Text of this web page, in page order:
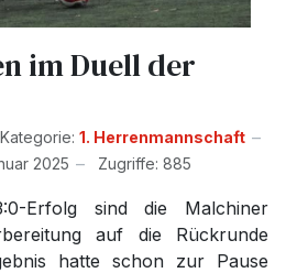
im Duell der
Kategorie: 1. Herrenmannschaft
2025
Zugriffe: 885
Erfolg sind die Malchiner
auf die Rückrunde
hatte schon zur Pause